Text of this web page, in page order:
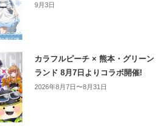
9月3日
カラフルピーチ × 熊本・グリーン
ランド 8月7日よりコラボ開催!
2026年8月7日〜8月31日